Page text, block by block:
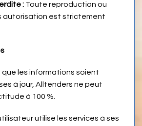
: Toute reproduction ou
autorisation est strictement
que les informations soient
à jour, Alltenders ne peut
à 100 %.
utilise les services à ses